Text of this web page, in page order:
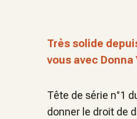
Très solide
vous avec Donna
Tête de série n°1
donner le droit de